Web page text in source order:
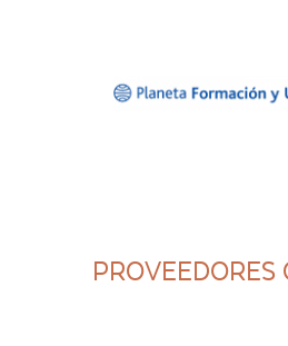
PROVEEDORES